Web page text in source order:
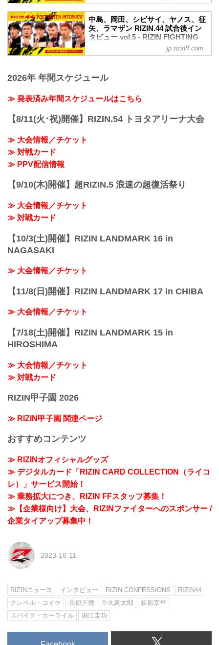
合で勝つことができて嬉しいというより
ホッとしている気持ちが一番強いです。
ーー環境を変えたことは今回の試合...
堀江圭功「ライト級で一番を目指してや
っていきたい」
ーー試合後の率直な感想をお聞かせいた
だけますか。
堀江 強いカーライル選手に勝ててめちゃ
くちゃ嬉しいです。
えは？
一番あって。カーライル選手のフィジカ
ル...
ナにて開催されたRIZIN.44の出場選手た
ちの試合後インタビューを公開！
YouTubeで見る
ーー試合後の率直な感想をお聞かせいた
中原 ホッとしました！それに尽きます。
何か要因がありますか？
中島、岡田、シビサイ、ヤノス、征
矢、ラマザン RIZIN.44 試合後イン
タビュー vol.5 - RIZIN FIGHTING
FEDERATION オフィシャルサイト
ちの試合後インタビューを公開！
試合後インタビュー vol.1 / RIZIN.44
youtu.be
中島太一「RIZINのバンタム級チャンピオ
ンになります」
ッカーキックなどRIZINルールを活用して
いましたが、それは最初からやろうと決
jp.rizinff.com
2026年 年間スケジュール
≫ 発表済み年間スケジュールはこちら
【8/11(火･祝)開催】RIZIN.54 トヨタアリーナ大会
≫ 大会情報／チケット
≫ 対戦カード
≫ PPV配信情報
【9/10(木)開催】超RIZIN.5 浪速の超復活祭り
≫ 大会情報／チケット
≫ 対戦カード
【10/3(土)開催】RIZIN LANDMARK 16 in
NAGASAKI
≫ 大会情報／チケット
【11/8(日)開催】RIZIN LANDMARK 17 in CHIBA
≫ 大会情報／チケット
【7/18(土)開催】RIZIN LANDMARK 15 in
HIROSHIMA
≫ 大会情報／チケット
≫ 対戦カード
RIZIN甲子園 2026
≫ RIZIN甲子園 関連ページ
おすすめコンテンツ
≫ RIZINオフィシャルグッズ
≫ デジタルカード「RIZIN CARD COLLECTION（ライコ
レ）」サービス開始！
≫ 業務拡大につき、RIZIN FFスタッフ募集！
≫【企業様向け】大会、RIZINファイターへのスポンサー /
企業タイアップ募集中！
2023-10-11
RIZINニュース インタビュー RIZIN CONFESSIONS
RIZIN44
クレベル・コイケ
金原正徳 牛久絢太郎
萩原京平
スパイク・カーライル
堀江圭功